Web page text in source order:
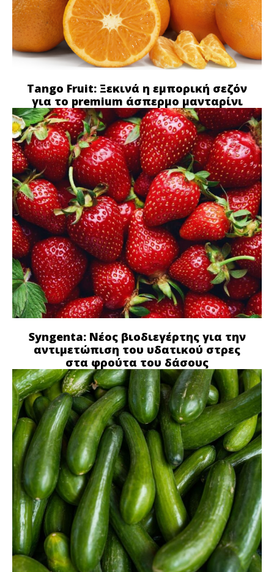
Tango Fruit: Ξεκινά η εμπορική σεζόν
για το premium άσπερμο μανταρίνι
Syngenta: Νέος βιοδιεγέρτης για την
αντιμετώπιση του υδατικού στρες
στα φρούτα του δάσους